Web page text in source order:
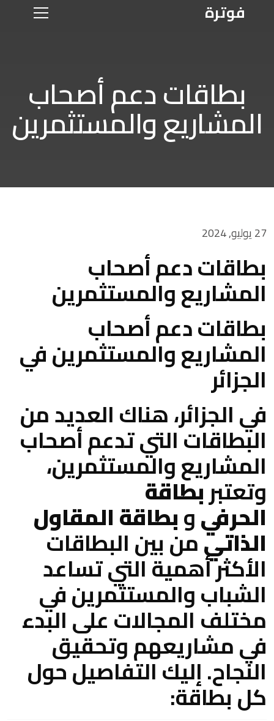
فوترة
بطاقات دعم أصحاب
المشاريع والمستثمرين
27 يوليو, 2024
بطاقات دعم أصحاب
المشاريع والمستثمرين
بطاقات دعم أصحاب
المشاريع والمستثمرين في
الجزائر
في الجزائر، هناك العديد من
البطاقات التي تدعم أصحاب
المشاريع والمستثمرين،
وتعتبربطاقة
الحرفيوبطاقة المقاول
الذاتيمن بين البطاقات
الأكثر أهمية التي تساعد
الشباب والمستثمرين في
مختلف المجالات على البدء
في مشاريعهم وتحقيق
النجاح. إليك التفاصيل حول
كل بطاقة: